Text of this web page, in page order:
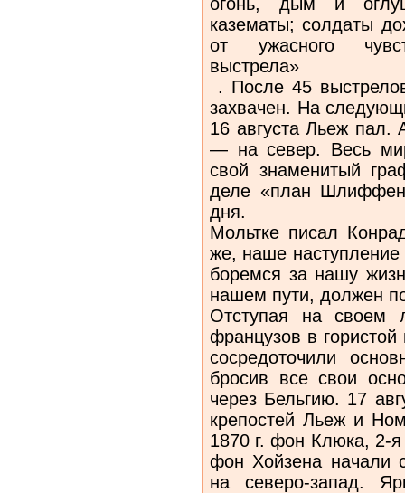
казематы; солдаты
от ужасного
выстрела»
. После 45
захвачен. На
16 августа Льеж пал.
— на север. Весь
свой знаменитый
деле «план
дня.
Мольтке писал
же, наше наступление
боремся за нашу
нашем пути, должен
Отступая на своем
французов в
сосредоточили
бросив все свои
через Бельгию. 17
крепостей Льеж и
1870 г. фон Клюка, 2-
фон Хойзена начали
на северо-запад.